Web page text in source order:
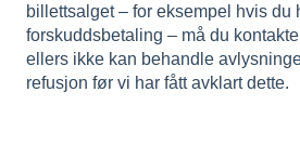
billettsalget – for eksempel hvis du
forskuddsbetaling – må du
ellers ikke kan behandle
refusjon før vi har fått avklart dette.